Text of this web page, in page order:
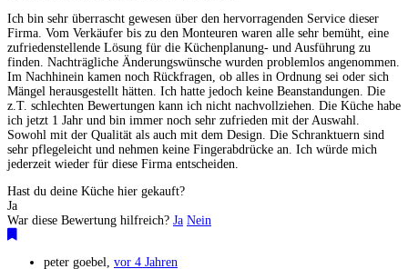
Ich bin sehr überrascht gewesen über den hervorragenden Service dieser
Firma. Vom Verkäufer bis zu den Monteuren waren alle sehr bemüht, eine
zufriedenstellende Lösung für die Küchenplanung- und Ausführung zu
finden. Nachträgliche Änderungswünsche wurden problemlos angenommen.
Im Nachhinein kamen noch Rückfragen, ob alles in Ordnung sei oder sich
Mängel herausgestellt hätten. Ich hatte jedoch keine Beanstandungen. Die
z.T. schlechten Bewertungen kann ich nicht nachvollziehen. Die Küche habe
ich jetzt 1 Jahr und bin immer noch sehr zufrieden mit der Auswahl.
Sowohl mit der Qualität als auch mit dem Design. Die Schranktuern sind
sehr pflegeleicht und nehmen keine Fingerabdrücke an. Ich würde mich
jederzeit wieder für diese Firma entscheiden.
Hast du deine Küche hier gekauft?
Ja
War diese Bewertung hilfreich? Ja Nein
peter goebel, vor 4 Jahren